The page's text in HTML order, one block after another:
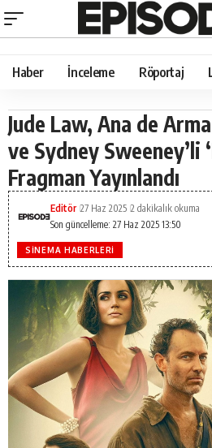
Haber İnceleme Röportaj
Jude Law, Ana de
ve Sydney Sweeney’li
Fragman Yayınlandı
Son güncelleme: 27 Haz 2025 13:50
Editör 27 Haz 2025 2 dakikalık okuma
SINEMA HABERLERI